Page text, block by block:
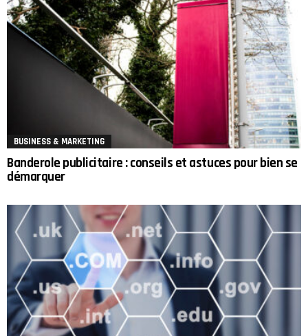
BUSINESS & MARKETING
Banderole publicitaire : conseils et astuces pour bien se
démarquer